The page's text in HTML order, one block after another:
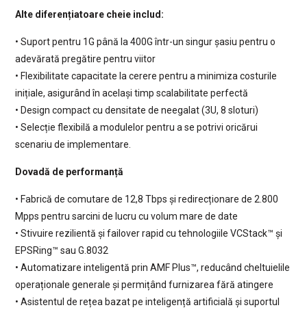
Alte diferențiatoare cheie includ:
• Suport pentru 1G până la 400G într-un singur șasiu pentru o
adevărată pregătire pentru viitor
• Flexibilitate capacitate la cerere pentru a minimiza costurile
inițiale, asigurând în același timp scalabilitate perfectă
• Design compact cu densitate de neegalat (3U, 8 sloturi)
• Selecție flexibilă a modulelor pentru a se potrivi oricărui
scenariu de implementare.
Dovadă de performanță
• Fabrică de comutare de 12,8 Tbps și redirecționare de 2.800
Mpps pentru sarcini de lucru cu volum mare de date
• Stivuire rezilientă și failover rapid cu tehnologiile VCStack™ și
EPSRing™ sau G.8032
• Automatizare inteligentă prin AMF Plus™, reducând cheltuielile
operaționale generale și permițând furnizarea fără atingere
• Asistentul de rețea bazat pe inteligență artificială și suportul